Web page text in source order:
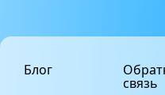
Блог
связь